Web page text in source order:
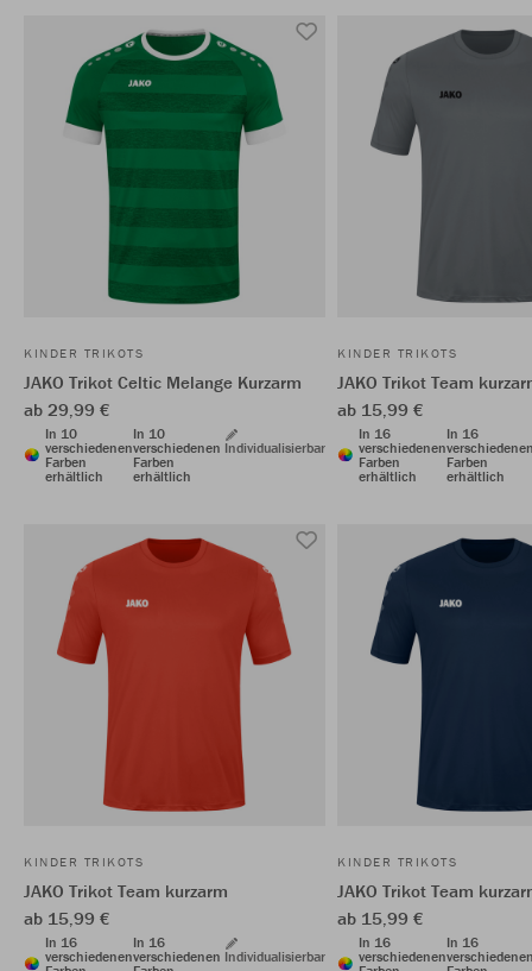
KINDER TRIKOTS
JAKO Trikot Celtic Melange Kurzarm
ab 29,99 €
In 10
verschiedenen
Farben
erhältlich
In 10
verschiedenen
Farben
erhältlich
Individualisierbar
KINDER TRIKOTS
JAKO Trikot Team
ab 15,99 €
In 16
verschiedenen
Farben
erhältlich
In 16
Farben
erhältlich
KINDER TRIKOTS
JAKO Trikot Team kurzarm
ab 15,99 €
In 16
verschiedenen
In 16
verschiedenen Individualisierbar
KINDER TRIKOTS
JAKO Trikot Team
ab 15,99 €
In 16
verschiedenen
In 16